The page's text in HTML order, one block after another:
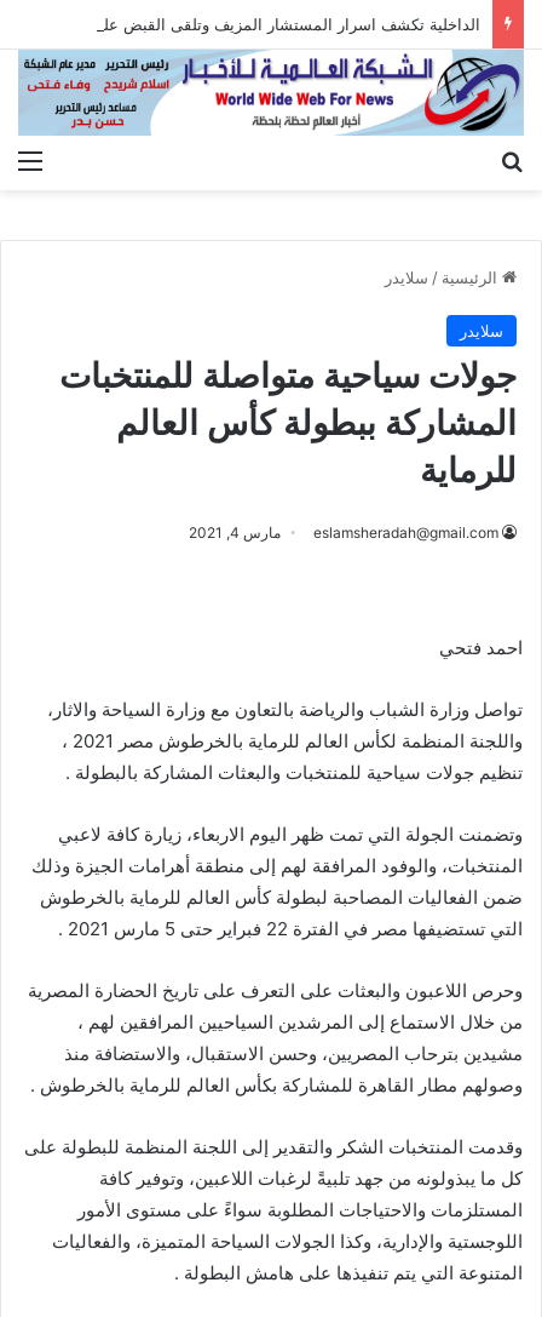
الرئيسية / سلايدر
سلايدر
جولات سياحية متواصلة للمنتخبات
المشاركة ببطولة كأس العالم
للرماية
eslamsheradah@gmail.com مارس 4, 2021
احمد فتحي
تواصل وزارة الشباب والرياضة بالتعاون مع وزارة السياحة والاثار،
واللجنة المنظمة لكأس العالم للرماية بالخرطوش مصر 2021 ،
تنظيم جولات سياحية للمنتخبات والبعثات المشاركة بالبطولة .
وتضمنت الجولة التي تمت ظهر اليوم الاربعاء، زيارة كافة لاعبي
المنتخبات، والوفود المرافقة لهم إلى منطقة أهرامات الجيزة وذلك
ضمن الفعاليات المصاحبة لبطولة كأس العالم للرماية بالخرطوش
التي تستضيفها مصر في الفترة 22 فبراير حتى 5 مارس 2021 .
وحرص اللاعبون والبعثات على التعرف على تاريخ الحضارة المصرية
من خلال الاستماع إلى المرشدين السياحيين المرافقين لهم ،
مشيدين بترحاب المصريين، وحسن الاستقبال، والاستضافة منذ
وصولهم مطار القاهرة للمشاركة بكأس العالم للرماية بالخرطوش .
وقدمت المنتخبات الشكر والتقدير إلى اللجنة المنظمة للبطولة على
كل ما يبذولونه من جهد تلبيةً لرغبات اللاعبين، وتوفير كافة
المستلزمات والاحتياجات المطلوبة سواءً على مستوى الأمور
اللوجستية والإدارية، وكذا الجولات السياحة المتميزة، والفعاليات
المتنوعة التي يتم تنفيذها على هامش البطولة .